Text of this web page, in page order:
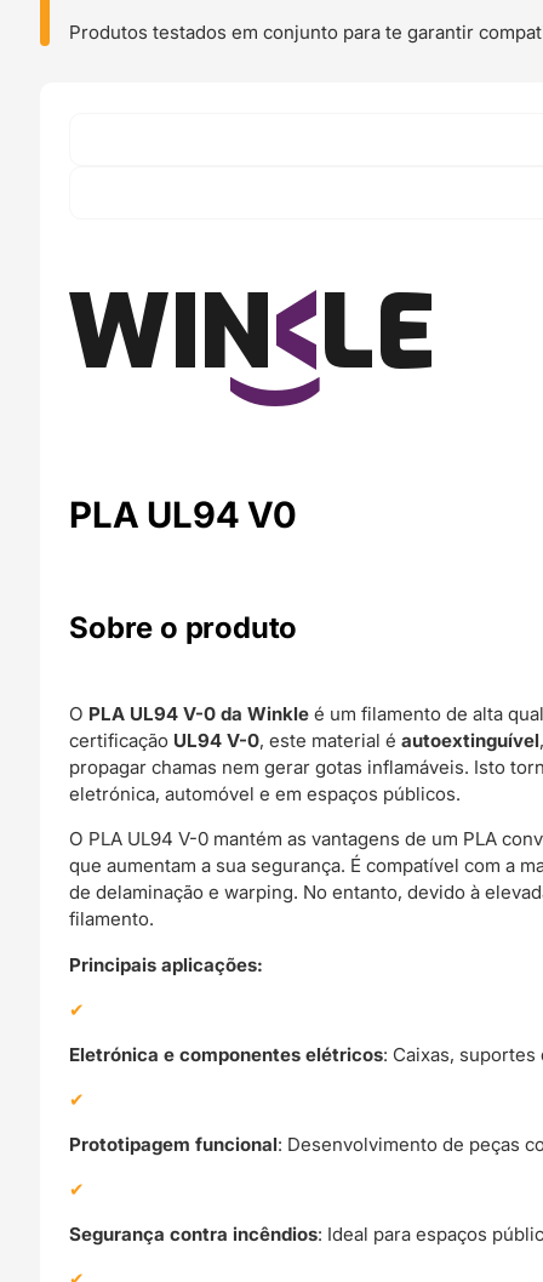
Produtos testados em conjunto para te garantir
PLA UL94 V0
Sobre o produto
O PLA UL94 V-0 da Winkle é um filamento de alta
certificação UL94 V-0, este material éautoextinguível
propagar chamas nem gerar gotas inflamáveis. Isto
eletrónica, automóvel e em espaços públicos.
O PLA UL94 V-0 mantém as vantagens de um PLA
que aumentam a sua segurança. É compatível com a
de delaminação e warping. No entanto, devido à
filamento.
Principais aplicações:
Eletrónica e componentes elétricos: Caixas,
Prototipagem funcional: Desenvolvimento de peças
Segurança contra incêndios: Ideal para espaços